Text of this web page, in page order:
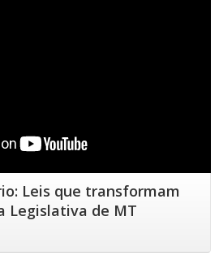
Leis que transformam
Legislativa de MT